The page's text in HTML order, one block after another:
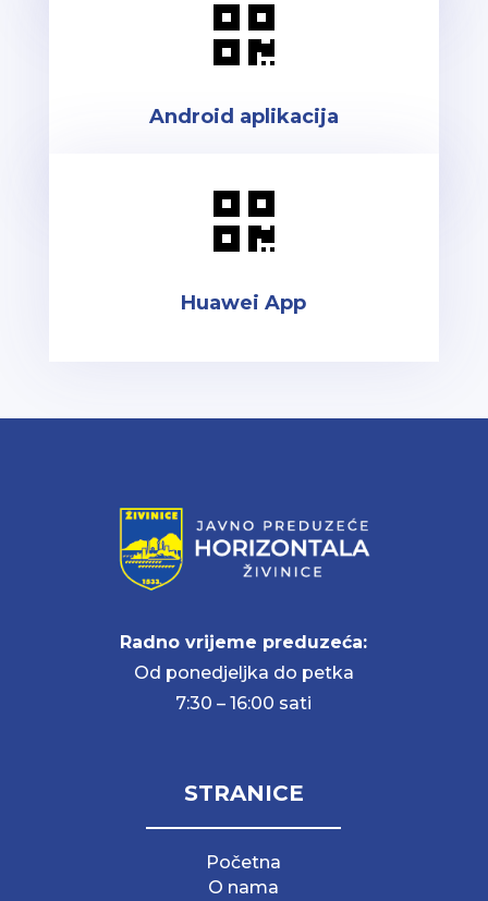

Android aplikacija

Huawei App
Radno vrijeme preduzeća:
Od ponedjeljka do petka
7:30 – 16:00 sati
STRANICE
Početna
O nama